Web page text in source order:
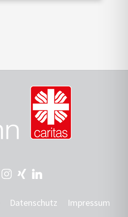
Datenschutz Impressum